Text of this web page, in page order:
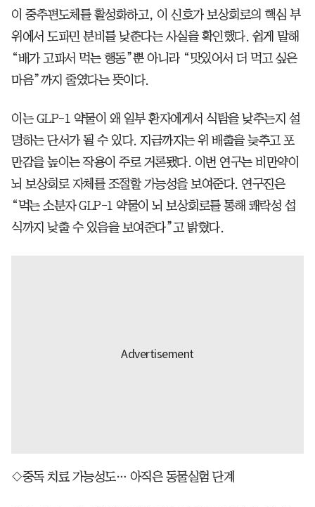
이 중추편도체를 활성화하고, 이 신호가 보상회로의 핵심 부
위에서 도파민 분비를 낮춘다는 사실을 확인했다. 쉽게 말해
“배가 고파서 먹는 행동”뿐 아니라 “맛있어서 더 먹고 싶은
마음”까지 줄였다는 뜻이다.
이는 GLP-1 약물이 왜 일부 환자에게서 식탐을 낮추는지 설
명하는 단서가 될 수 있다. 지금까지는 위 배출을 늦추고 포
만감을 높이는 작용이 주로 거론됐다. 이번 연구는 비만약이
뇌 보상회로 자체를 조절할 가능성을 보여준다. 연구진은
“먹는 소분자 GLP-1 약물이 뇌 보상회로를 통해 쾌락성 섭
식까지 낮출 수 있음을 보여준다”고 밝혔다.
◇중독 치료 가능성도… 아직은 동물실험 단계